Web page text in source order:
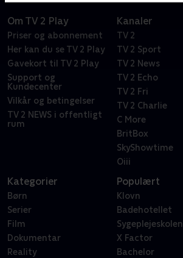
Om TV 2 Play
Priser og abonnement
Her kan du se TV 2 Play
Gavekort til TV 2 Play
Support og
Kundecenter
Vilkår og betingelser
TV 2 NEWS i offentligt
rum
Kanaler
TV 2
TV 2 Sport
TV 2 News
TV 2 Echo
TV 2 Fri
TV 2 Charlie
C More
BritBox
SkyShowtime
Oiii
Kategorier
Børn
Serier
Film
Dokumentar
Reality
Populært
Klovn
Badehotellet
Sygeplejeskolen
X Factor
Bachelor